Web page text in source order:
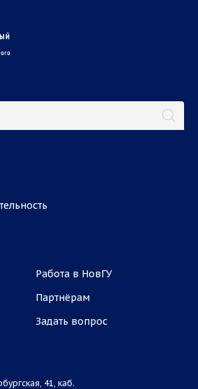
Работа в НовГУ
Партнёрам
Задать вопрос
41, каб.